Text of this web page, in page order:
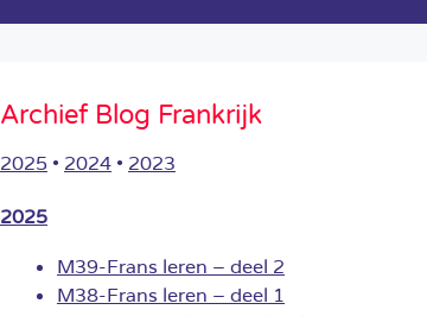
Archief Blog Frankrijk
2025 • 2024 • 2023
2025
M39-Frans leren – deel 2
M38-Frans leren – deel 1